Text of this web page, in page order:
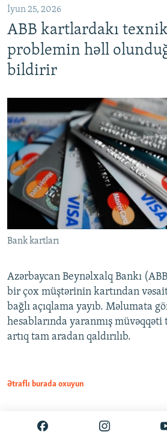
İyun 25, 2026
ABB kartlardakı
problemin həll
bildirir
Bank kartları
Azərbaycan Beynəlxalq Bankı
bir çox müştərinin kartından
bağlı açıqlama yayıb. Məlumata
hesablarında yaranmış
artıq tam aradan qaldırılıb.
Ətraflı burada oxuyun